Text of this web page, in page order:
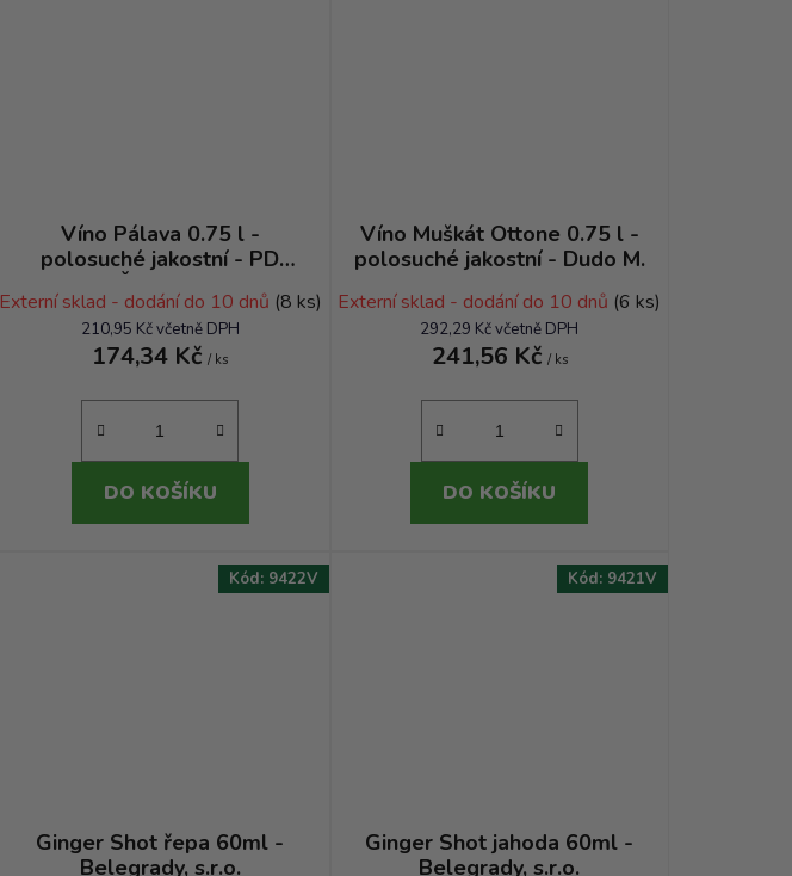
Víno Pálava 0.75 l -
polosuché jakostní - PD
Čachtice
Externí sklad - dodání do 10 dnů (8 ks)
210,95 Kč včetně DPH
174,34 Kč/ ks
DO KOŠÍKU
Víno Muškát Ottone 0.75 l -
polosuché jakostní - Dudo M.
Externí sklad - dodání do 10 dnů (6 ks)
292,29 Kč včetně DPH
241,56 Kč / ks
DO KOŠÍKU
Ginger Shot řepa 60ml -
Belegrady, s.r.o.
Kód: 9422V
Ginger Shot jahoda 60ml -
Belegrady, s.r.o.
Kód: 9421V